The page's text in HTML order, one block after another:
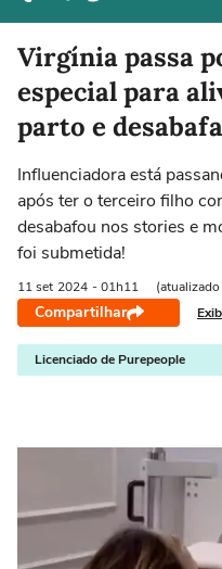
Virgínia passa
especial para
parto e
Influenciadora está
após ter o terceiro filho
desabafou nos stories e
foi submetida!
11 set 2024 - 01h11
Compartilhar
Licenciado de Purepeople